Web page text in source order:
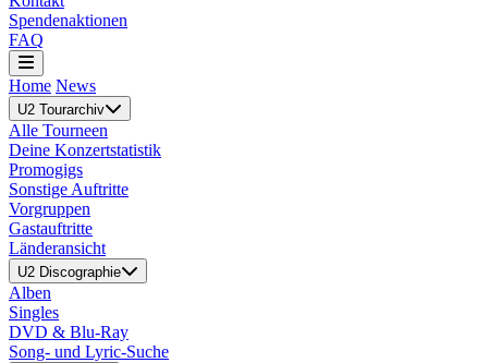
Spendenaktionen
FAQ
Home News
U2 Tourarchiv
Alle Tourneen
Deine Konzertstatistik
Promogigs
Sonstige Auftritte
Vorgruppen
Gastauftritte
Länderansicht
U2 Discographie
Alben
Singles
DVD & Blu-Ray
Song- und Lyric-Suche